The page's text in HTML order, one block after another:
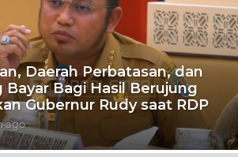
Daerah Perbatasan, dan
Bayar Bagi Hasil Berujung
Gubernur Rudy saat RDP
ago1
t
a